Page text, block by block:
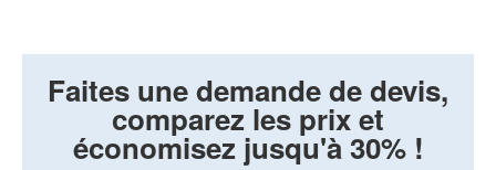
Faites une demande de devis,
comparez les prix et
économisez jusqu'à 30% !